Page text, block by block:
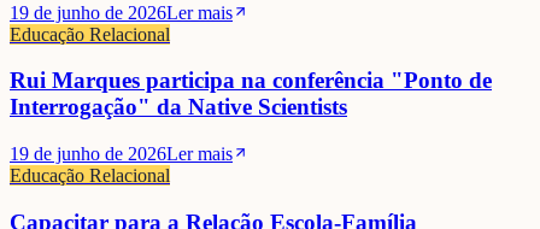
19 de junho de 2026Ler mais
Educação Relacional
Rui Marques participa na conferência "Ponto de
Interrogação" da Native Scientists
19 de junho de 2026Ler mais
Educação Relacional
Capacitar para a Relação Escola-Família